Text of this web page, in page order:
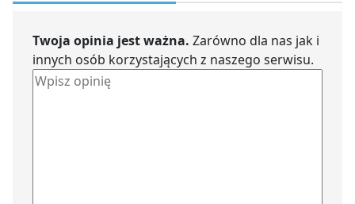
Twoja opinia jest ważna. Zarówno dla nas jak i
innych osób korzystających z naszego serwisu.